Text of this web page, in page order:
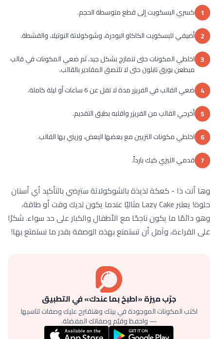
1 كسري البسكويت إلى قطع متوسطة الحجم.
2 أضيفي للبسكويت الكاكاو البودرة، وشوكولاتة النوتيلا، والقشطة.
3 اخلطي المكونات حتى تتمازج بشكل جيد، ثم ضعي المكونات في قالب
مبطعن بورق نابلون حتى لا تلتصق المقادير بالقالب.
4 ضعي القالب في الفريزر مدة لا تقل عن 6 ساعات أو ليلة كاملة.
5 أخرجي القالب من الفريزر واقلبه بطبق التقديم.
6 اخلطي مكونات التزيين مع بعضها البعض، وزيني بها القالب.
7 قدمي الليزي كيك بارداً.
وها أنت ذا - كعكة لذيذة بالشوكولاتة سترضي بالتأكيد أي أسنان
حلوة! يعتبر Lazy Cake مثاليًا عندما يكون لديك وقت أو طاقة،
وهو دائمًا ما يكون ناجحًا مع الأطفال والكبار على حد سواء. شكرًا
على القراءة، وآمل أن تستمتع بهذه الوصفة بقدر ما نستمتع بها!
جرّب ميزة «اطبخ بما عندك» في التطبيق
اكتب المكونات الموجودة في بيتك وهنقترح عليك وصفات تناسبها
— واحفظ وقيّم وصفاتك المفضلة.